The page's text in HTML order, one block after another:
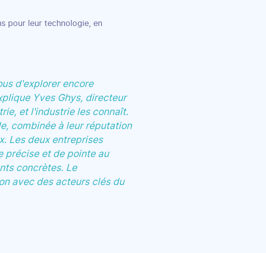
pour leur technologie, en
d'explorer encore
Yves Ghys, directeur
et l'industrie les connaît.
combinée à leur réputation
Les deux entreprises
précise et de pointe au
concrètes. Le
avec des acteurs clés du